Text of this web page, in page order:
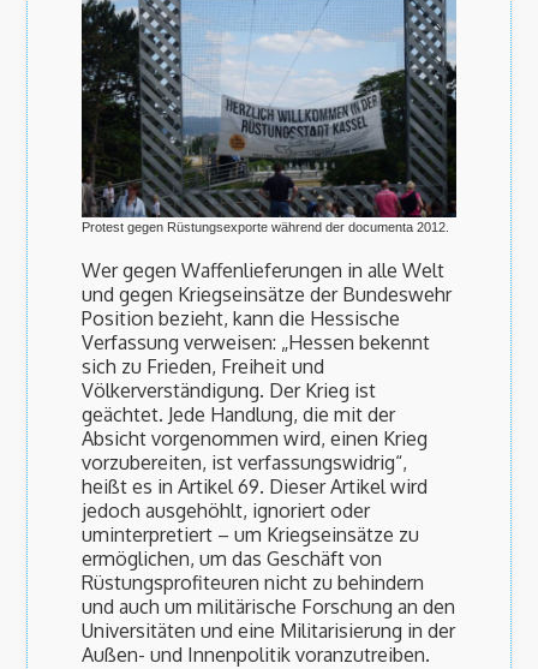
Protest gegen Rüstungsexporte während der documenta 2012.
Wer gegen Waffenlieferungen in alle Welt
und gegen Kriegseinsätze der Bundeswehr
Position bezieht, kann die Hessische
Verfassung verweisen: „Hessen bekennt
sich zu Frieden, Freiheit und
Völkerverständigung. Der Krieg ist
geächtet. Jede Handlung, die mit der
Absicht vorgenommen wird, einen Krieg
vorzubereiten, ist verfassungswidrig“,
heißt es in Artikel 69. Dieser Artikel wird
jedoch ausgehöhlt, ignoriert oder
uminterpretiert – um Kriegseinsätze zu
ermöglichen, um das Geschäft von
Rüstungsprofiteuren nicht zu behindern
und auch um militärische Forschung an den
Universitäten und eine Militarisierung in der
Außen- und Innenpolitik voranzutreiben.